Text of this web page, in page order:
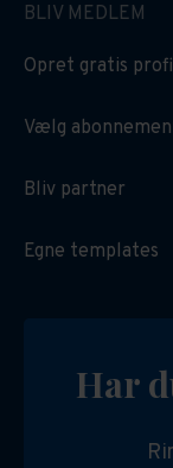
BLIV MEDLEM
Opret gratis
Vælg
Bliv partner
Egne templates
Har